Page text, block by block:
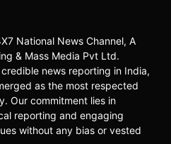
National News Channel, A
& Mass Media Pvt Ltd.
news reporting in India,
as the most respected
Our commitment lies in
reporting and engaging
without any bias or vested